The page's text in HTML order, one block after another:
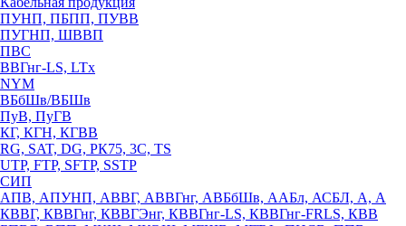
ПУНП, ПБПП, ПУВВ
ПУГНП, ШВВП
ПВС
ВВГнг-LS, LTx
NYM
ВБбШв/ВБШв
ПуВ, ПуГВ
КГ, КГН, КГВВ
RG, SAT, DG, РК75, 3С, TS
UTP, FTP, SFTP, SSTP
СИП
АПВ, АПУНП, АВВГ, АВВГнг, АВБбШв, ААБл, АСБЛ, А, А
КВВГ, КВВГнг, КВВГЭнг, КВВГнг-LS, КВВГнг-FRLS, КВВ